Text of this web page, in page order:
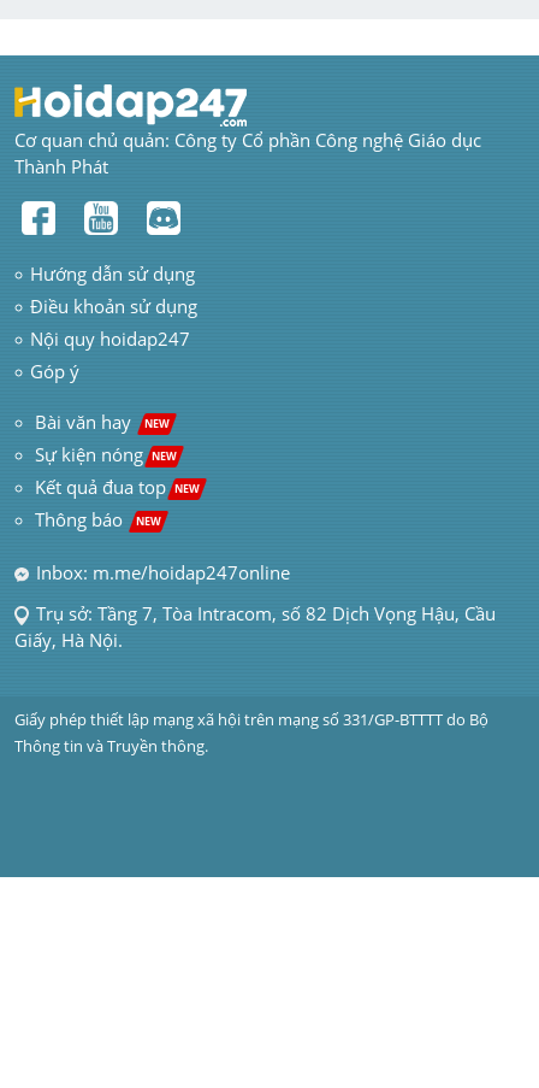
Cơ quan chủ quản: Công ty Cổ phần Công nghệ Giáo dục
Thành Phát
Hướng dẫn sử dụng
Điều khoản sử dụng
Nội quy hoidap247
Góp ý
Bài văn hay NEW
Sự kiện nóng NEW
Kết quả đua top NEW
Thông báo NEW
Inbox: m.me/hoidap247online
Trụ sở: Tầng 7, Tòa Intracom, số 82 Dịch Vọng Hậu, Cầu
Giấy, Hà Nội.
Giấy phép thiết lập mạng xã hội trên mạng số 331/GP-BTTTT do Bộ
Thông tin và Truyền thông.